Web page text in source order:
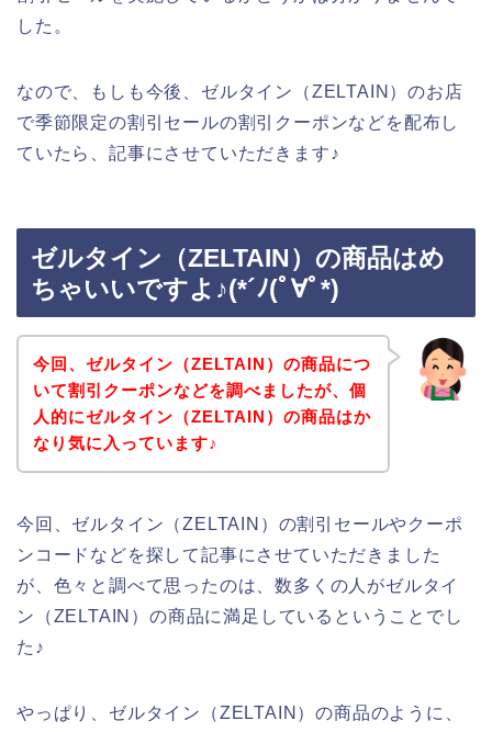
した。
なので、もしも今後、ゼルタイン（ZELTAIN）のお店
で季節限定の割引セールの割引クーポンなどを配布し
ていたら、記事にさせていただきます♪
ゼルタイン（ZELTAIN）の商品はめ
ちゃいいですよ♪(*´ﾉ(ﾟ∀ﾟ*)
今回、ゼルタイン（ZELTAIN）の商品につ
いて割引クーポンなどを調べましたが、個
人的にゼルタイン（ZELTAIN）の商品はか
なり気に入っています♪
今回、ゼルタイン（ZELTAIN）の割引セールやクーポ
ンコードなどを探して記事にさせていただきました
が、色々と調べて思ったのは、数多くの人がゼルタイ
ン（ZELTAIN）の商品に満足しているということでし
た♪
やっぱり、ゼルタイン（ZELTAIN）の商品のように、